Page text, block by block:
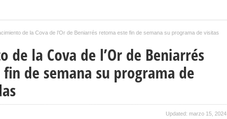
de la Cova de l’Or de Beniarrés retoma este fin de semana su programa de visitas
de la Cova de l’Or de Beniarrés
de semana su programa de
Updated: marzo 15, 2024